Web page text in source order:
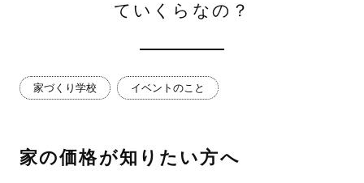
ていくらなの？
家づくり学校 イベントのこと
家の価格が知りたい方へ